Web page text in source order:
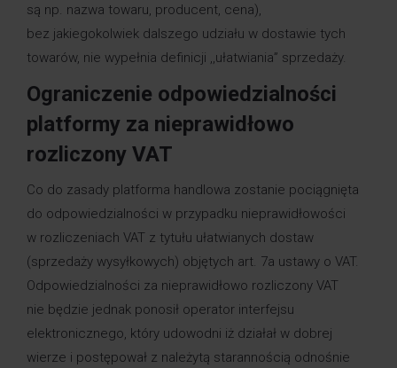
są np. nazwa towaru, producent, cena),
bez jakiegokolwiek dalszego udziału w dostawie tych
towarów, nie wypełnia definicji ,,ułatwiania” sprzedaży.
Ograniczenie odpowiedzialności
platformy za nieprawidłowo
rozliczony VAT
Co do zasady platforma handlowa zostanie pociągnięta
do odpowiedzialności w przypadku nieprawidłowości
w rozliczeniach VAT z tytułu ułatwianych dostaw
(sprzedaży wysyłkowych) objętych art. 7a ustawy o VAT.
Odpowiedzialności za nieprawidłowo rozliczony VAT
nie będzie jednak ponosił operator interfejsu
elektronicznego, który udowodni iż działał w dobrej
wierze i postępował z należytą starannością odnośnie